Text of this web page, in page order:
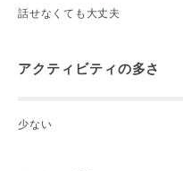
話せなくても大丈夫
アクティビティの多さ
少ない